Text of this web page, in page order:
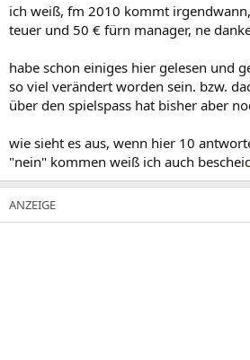
ich weiß, fm 2010 kommt
teuer und 50 € fürn manager, ne
habe schon einiges hier gelesen und
so viel verändert worden sein. bzw.
über den spielspass hat bisher aber
wie sieht es aus, wenn hier 10
"nein" kommen weiß ich auch